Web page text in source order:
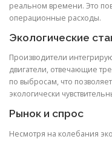
реальном времени. Это
операционные расходы.
Экологические
Производители
двигатели, отвечающие
по выбросам, что
экологически
Рынок и спрос
Несмотря на колебания